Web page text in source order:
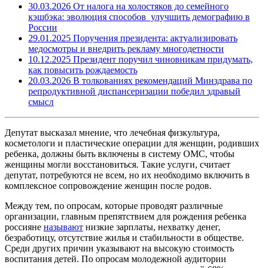
30.03.2026 От налога на холостяков до семейного
кэшбэка: эволюция способов улучшить демографию в
России
29.01.2025 Поручения президента: актуализировать
медосмотры и внедрить рекламу многодетности
10.12.2025 Президент поручил чиновникам придумать,
как повысить рождаемость
20.03.2026 В толкованиях рекомендаций Минздрава по
репродуктивной диспансеризации победил здравый
смысл
Депутат высказал мнение, что лечебная физкультура,
косметологи и пластические операции для женщин, родивших
ребенка, должны быть включены в систему ОМС, чтобы
женщины могли восстановиться. Такие услуги, считает
депутат, потребуются не всем, но их необходимо включить в
комплексное сопровождение женщин после родов.
Между тем, по опросам, которые проводят различные
организации, главным препятствием для рождения ребенка
россияне называют низкие зарплаты, нехватку денег,
безработицу, отсутствие жилья и стабильности в обществе.
Среди других причин указывают на высокую стоимость
воспитания детей. По опросам молодежной аудитории